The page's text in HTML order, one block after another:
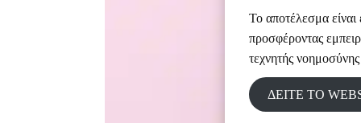
Το αποτέλεσμα
προσφέροντας
τεχνητής
ΔΕΙΤΕ ΤΟ